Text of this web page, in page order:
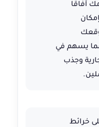
آفاقًا
يسهم في
وجذب
خرائط